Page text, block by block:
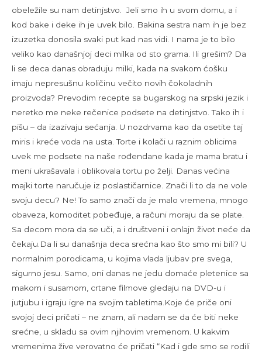
obeležile su nam detinjstvo. Jeli smo ih u svom domu, a i
kod bake i deke ih je uvek bilo. Bakina sestra nam ih je bez
izuzetka donosila svaki put kad nas vidi. I nama je to bilo
veliko kao današnjoj deci milka od sto grama. Ili grešim? Da
li se deca danas obraduju milki, kada na svakom ćošku
imaju nepresušnu količinu večito novih čokoladnih
proizvoda? Prevodim recepte sa bugarskog na srpski jezik i
neretko me neke rečenice podsete na detinjstvo. Tako ih i
pišu – da izazivaju sećanja. U nozdrvama kao da osetite taj
miris i kreće voda na usta. Torte i kolači u raznim oblicima
uvek me podsete na naše rođendane kada je mama bratu i
meni ukrašavala i oblikovala tortu po želji. Danas većina
majki torte naručuje iz poslastičarnice. Znači li to da ne vole
svoju decu? Ne! To samo znači da je malo vremena, mnogo
obaveza, komoditet pobeđuje, a računi moraju da se plate.
Sa decom mora da se uči, a i društveni i onlajn život neće da
čekaju.Da li su današnja deca srećna kao što smo mi bili? U
normalnim porodicama, u kojima vlada ljubav pre svega,
sigurno jesu. Samo, oni danas ne jedu domaće pletenice sa
makom i susamom, crtane filmove gledaju na DVD-u i
jutjubu i igraju igre na svojim tabletima.Koje će priče oni
svojoj deci pričati – ne znam, ali nadam se da će biti neke
srećne, u skladu sa ovim njihovim vremenom. U kakvim
vremenima žive verovatno će pričati “Kad i gde smo se rodili